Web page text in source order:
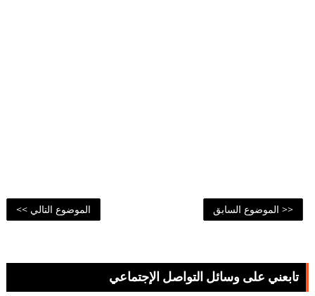
الموضوع التالي >> << الموضوع السابق
تابعني على وسائل التواصل الإجتماعي